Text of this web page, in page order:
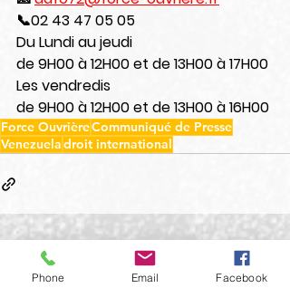
📞02 43 47 05 05
Du Lundi au jeudi
de 9H00 à 12H00 et de 13H00 à 17H00
Les vendredis
de 9H00 à 12H00 et de 13H00 à 16H00
Force OuvrièreCommuniqué de Presse
Venezueladroit international
Posts récents Voir tout
Phone Email Facebook